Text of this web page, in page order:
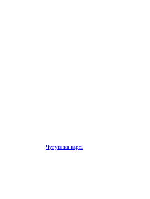
Чугуїв на карті